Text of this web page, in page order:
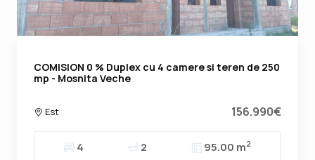
COMISION 0 % Duplex cu 4 camere si teren de 250
mp - Mosnita Veche
Est 156.990€
4 2 95.00 m2